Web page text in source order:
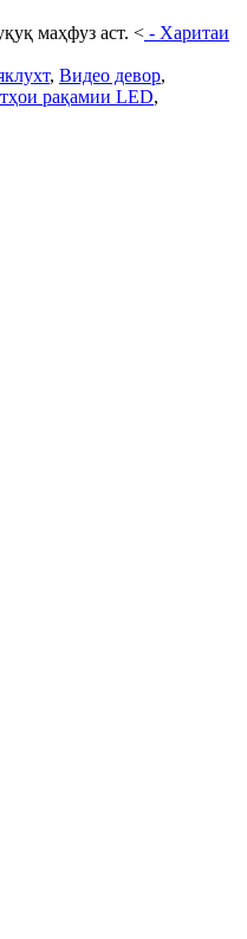
маҳфуз аст. < - Харитаи
, Видео девор,
рақамии LED,